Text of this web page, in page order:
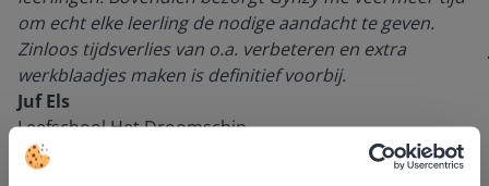
om echt elke leerling de nodige aandacht te geven.
Zinloos tijdsverlies van o.a. verbeteren en extra
werkblaadjes maken is definitief voorbij.
Juf Els
Leefschool Het Droomschip